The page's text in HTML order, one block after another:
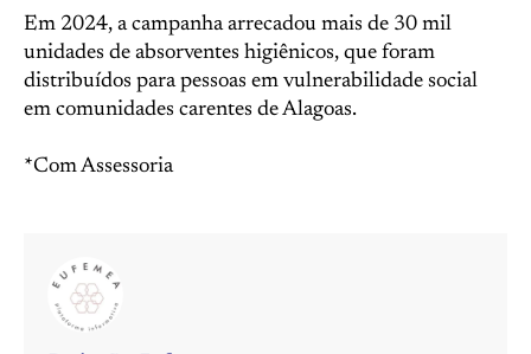
Em 2024, a campanha arrecadou mais de 30 mil
unidades de absorventes higiênicos, que foram
distribuídos para pessoas em vulnerabilidade social
em comunidades carentes de Alagoas.
*Com Assessoria